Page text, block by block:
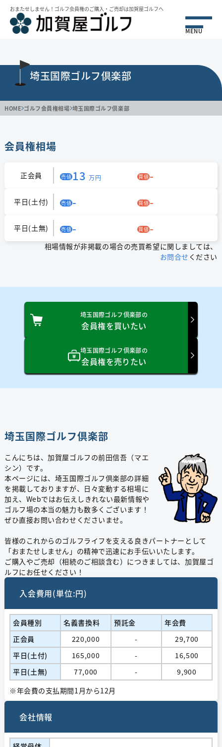
おまたせしません！ゴルフ会員権のご購⼊・ご売却は加賀屋ゴルフへ
MENU
埼玉国際ゴルフ倶楽部
HOME ゴルフ会員権相場 埼玉国際ゴルフ倶楽部
会員権相場
正会員 売値 13万円 買値-
平日(土付) 売値- 買値-
平日(土無) 売値- 買値-
相場情報が非掲載の場合の売買希望に関しましては、
お問合せ ください
埼玉国際ゴルフ倶楽部の
会員権を買いたい
埼玉国際ゴルフ倶楽部の
会員権を売りたい
埼玉国際ゴルフ倶楽部
こんにちは、加賀屋ゴルフの前田信吾（マエ
シン）です。
本ページには、埼玉国際ゴルフ倶楽部の詳細
を掲載しておりますが、日々変動する相場に
加え、Webではお伝えしきれない最新情報や
ゴルフ場の本当の魅力も数多くございます！
ぜひ直接お問い合わせくださいませ。
皆様のこれからのゴルフライフを支える良きパートナーとして
「おまたせしません」の精神で迅速にお手伝いいたします。
ご購入やご売却（相続のご相談含む）につきましては、加賀屋ゴ
ルフにお任せください！
入会費用(単位:円)
会員種別 名義書換料 預託金
年会費
正会員
220,000 -
29,700
平日(土付)
165,000 -
16,500
平日(土無)
77,000 -
9,900
※年会費の支払期間1月から12月
会社情報